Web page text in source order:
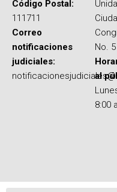
Código Postal:
111711
Correo
notificaciones
judiciales:
No.
al
8:00